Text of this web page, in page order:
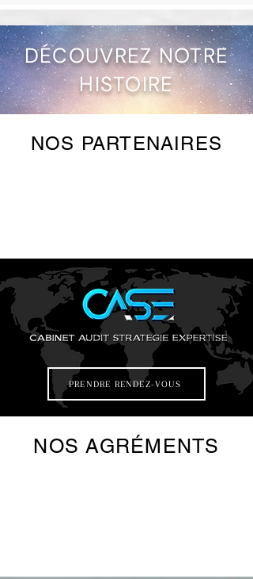
DÉCOUVREZ NOTRE
HISTOIRE
NOS PARTENAIRES
PRENDRE RENDEZ-VOUS
NOS AGRÉMENTS